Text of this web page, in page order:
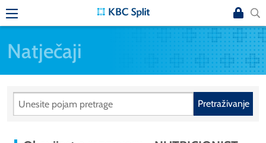
Natječaji
Pretraživanje